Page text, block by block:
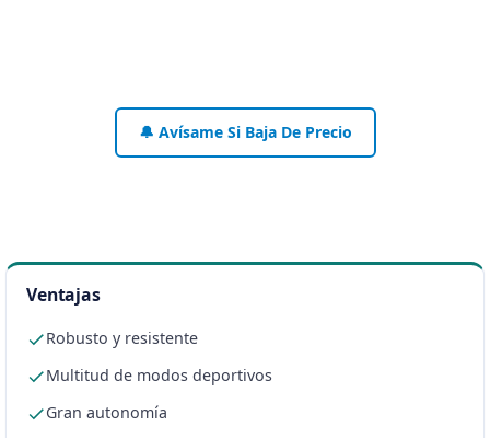
🔔 Avísame Si Baja De Precio
Ventajas
Robusto y resistente
Multitud de modos deportivos
Gran autonomía